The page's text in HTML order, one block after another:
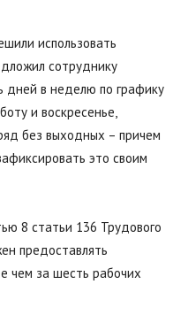
использовать
сотруднику
дней в неделю по графику
и воскресенье,
без выходных – причем
это своим
8 статьи 136 Трудового
предоставлять
чем за шесть рабочих